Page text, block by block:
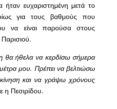
ήταν ευχαριστημένη μετά το
για τους βαθμούς που
να είναι παρούσα στους
θα ήθελα να κερδίσω σήμερα
μου. Πρέπει να βελτιώσω
και να γράψω χρόνους
η Πεσιρίδου.